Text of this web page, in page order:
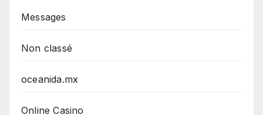
Messages
Non classé
oceanida.mx
Online Casino